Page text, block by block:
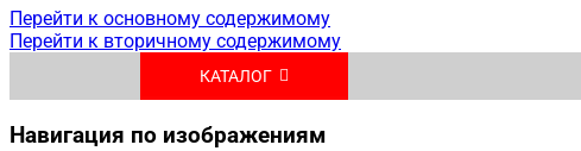
Перейти к основному содержимому
Перейти к вторичному содержимому
КАТАЛОГ
Навигация по изображениям